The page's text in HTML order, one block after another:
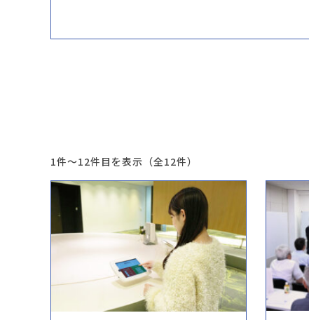
1件〜12件目を表示（全12件）